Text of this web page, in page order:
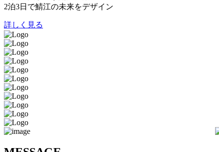
2泊3日で鯖江の未来をデザイン
詳しく見る